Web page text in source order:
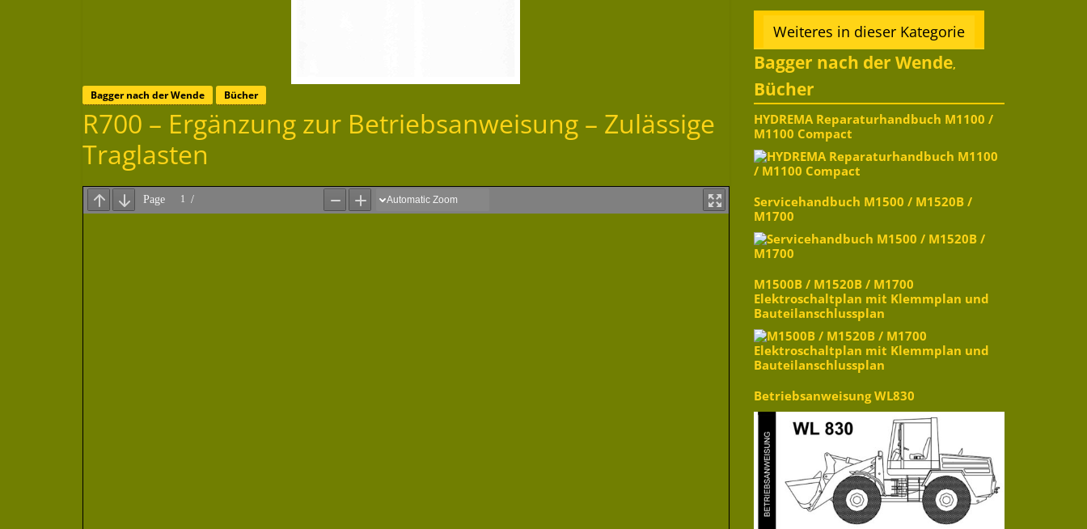
Bagger nach der Wende Bücher
R700 – Ergänzung zur Betriebsanweisung – Zulässige
Traglasten
Weiteres in dieser Kategorie
Bagger nach der Wende,
Bücher
HYDREMA Reparaturhandbuch M1100 /
M1100 Compact
Servicehandbuch M1500 / M1520B /
M1700
M1500B / M1520B / M1700
Elektroschaltplan mit Klemmplan und
Bauteilanschlussplan
Betriebsanweisung WL830